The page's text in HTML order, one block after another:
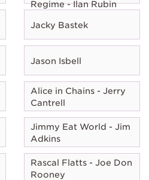
Regime - Ilan Rubin
Jacky Bastek
Jason Isbell
Alice in Chains - Jerry
Cantrell
Jimmy Eat World - Jim
Adkins
Rascal Flatts - Joe Don
Rooney